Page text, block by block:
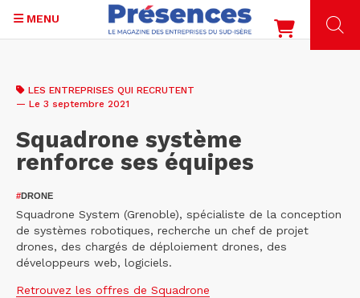
contenu
MENU
LES ENTREPRISES QUI RECRUTENT
— Le 3 septembre 2021
Squadrone système
renforce ses équipes
#DRONE
Squadrone System (Grenoble), spécialiste de la conception
de systèmes robotiques, recherche un chef de projet
drones, des chargés de déploiement drones, des
développeurs web, logiciels.
Retrouvez les offres de Squadrone